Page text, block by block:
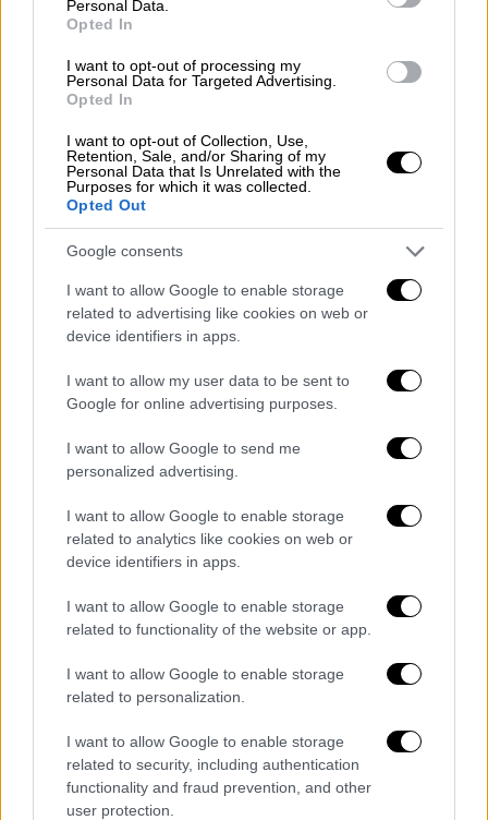
Personal Data.
Opted In
I want to opt-out of processing my
Personal Data for Targeted Advertising.
Opted In
I want to opt-out of Collection, Use,
Retention, Sale, and/or Sharing of my
Personal Data that Is Unrelated with the
Purposes for which it was collected.
Opted Out
Google consents
I want to allow Google to enable storage
related to advertising like cookies on web or
device identifiers in apps.
I want to allow my user data to be sent to
Google for online advertising purposes.
I want to allow Google to send me
personalized advertising.
I want to allow Google to enable storage
related to analytics like cookies on web or
device identifiers in apps.
I want to allow Google to enable storage
related to functionality of the website or app.
I want to allow Google to enable storage
related to personalization.
I want to allow Google to enable storage
related to security, including authentication
functionality and fraud prevention, and other
user protection.
υπόθεση να παίρνει πλέον το δρόμο της
προανακριτικό υλικό και να αποφανθεί για
την ποινική μεταχείριση των τριών
κατηγορουμένων.
Σύμφωνα με τις ίδιες πληροφορίες, σστο
πλαίσιο της προανάκρισης, έχουν προκύψει
ορισμένες καταθέσεις που φέρονται να είναι
καταπέλτης για τους συλληφθέντες.
«Πιθανή ανθρωποκτονία» - Το χρονικό
μυστηριώδη τραυματισμό του 49χρονου, οι
οικείοι του άρχισαν να εκφράζουν ολοένα
και πιο έντονα την πεποίθηση ότι
δεν
επρόκειτο για ατύχημα αλλά για κακόβουλη
. Κινούμενοι προς κάθε κατεύθυνση,
ζητούσαν από τις Αρχές να διερευνηθεί
σοβαρά το ενδεχόμενο εγκληματικής
και η επίσημη ιατροδικαστική έκθεση, η
οποία κάνει λόγο για «πιθανή
ανθρωποκτονία».
συγγενείς και φίλοιτου 49χρονου, αλλά και
παρά τις ενδείξεις που εξετάζονταν στο
πλαίσιο της έρευνας, το μεγάλο βάρος έπεσε